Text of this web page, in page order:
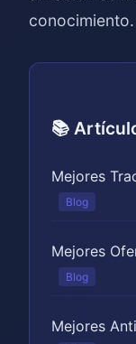
conocimiento.
📚
Mejores
Blog
Mejores
Blog
Mejores